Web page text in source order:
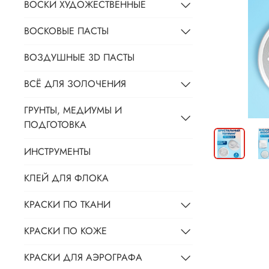
ВОСКИ ХУДОЖЕСТВЕННЫЕ
ВОСКОВЫЕ ПАСТЫ
ВОЗДУШНЫЕ 3D ПАСТЫ
ВСЁ ДЛЯ ЗОЛОЧЕНИЯ
ГРУНТЫ, МЕДИУМЫ И
ПОДГОТОВКА
ИНСТРУМЕНТЫ
КЛЕЙ ДЛЯ ФЛОКА
КРАСКИ ПО ТКАНИ
КРАСКИ ПО КОЖЕ
КРАСКИ ДЛЯ АЭРОГРАФА